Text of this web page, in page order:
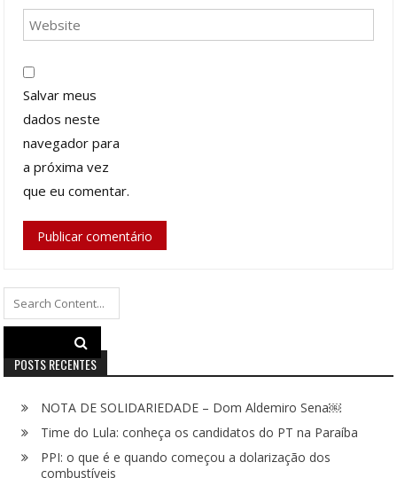
Salvar meus
dados neste
navegador para
a próxima vez
que eu comentar.
Search
for:
POSTS RECENTES
NOTA DE SOLIDARIEDADE – Dom Aldemiro Sena￼
Time do Lula: conheça os candidatos do PT na Paraíba
PPI: o que é e quando começou a dolarização dos
combustíveis